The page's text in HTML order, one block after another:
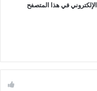
في هذا المتصفح